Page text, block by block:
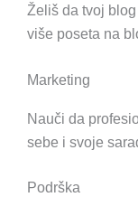
Želiš da tvoj
više poseta na
Marketing
Nauči da
sebe i svoje
Podrška